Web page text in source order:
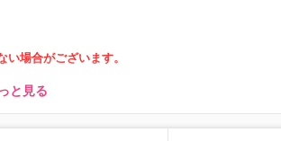
場合がございます。
と見る